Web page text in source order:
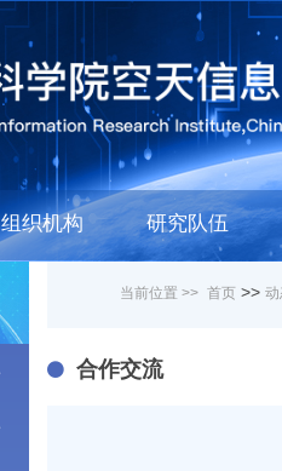
组织机构 研究队伍
当前位置 >> 首页 >> 动
合作交流